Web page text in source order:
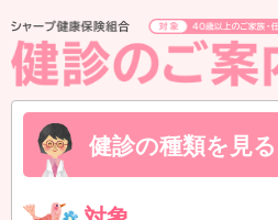
健診の種類を見る